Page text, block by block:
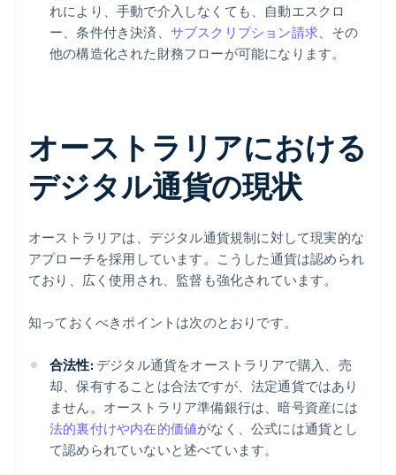
れにより、手動で介入しなくても、自動エスクロ
ー、条件付き決済、 サブスクリプション請求、その
他の構造化された財務フローが可能になります。
オーストラリアにおける
デジタル通貨の現状
オーストラリアは、デジタル通貨規制に対して現実的な
アプローチを採用しています。こうした通貨は認められ
ており、広く使用され、監督も強化されています。
知っておくべきポイントは次のとおりです。
合法性: デジタル通貨をオーストラリアで購入、売
却、保有することは合法ですが、法定通貨ではあり
ません。オーストラリア準備銀行は、暗号資産には
法的裏付けや内在的価値がなく、公式には通貨とし
て認められていないと述べています。